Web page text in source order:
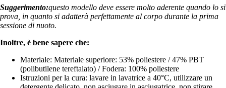
Suggerimento:questo modello deve essere molto aderente quando lo si
prova, in quanto si adatterà perfettamente al corpo durante la prima
sessione di nuoto.
Inoltre, è bene sapere che:
Materiale: Materiale superiore: 53% poliestere / 47% PBT
(polibutilene tereftalato) / Fodera: 100% poliestere
Istruzioni per la cura: lavare in lavatrice a 40°C, utilizzare un